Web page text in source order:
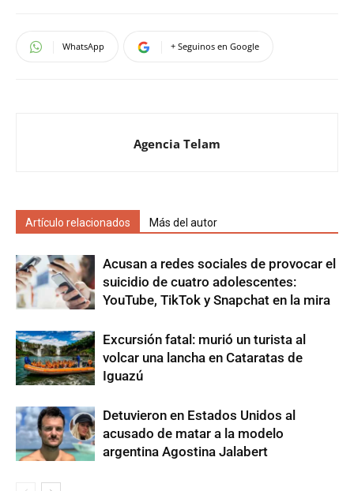
WhatsApp + Seguinos en Google
Agencia Telam
Artículo relacionados Más del autor
Acusan a redes sociales de provocar el
suicidio de cuatro adolescentes:
YouTube, TikTok y Snapchat en la mira
Excursión fatal: murió un turista al
volcar una lancha en Cataratas de
Iguazú
Detuvieron en Estados Unidos al
acusado de matar a la modelo
argentina Agostina Jalabert